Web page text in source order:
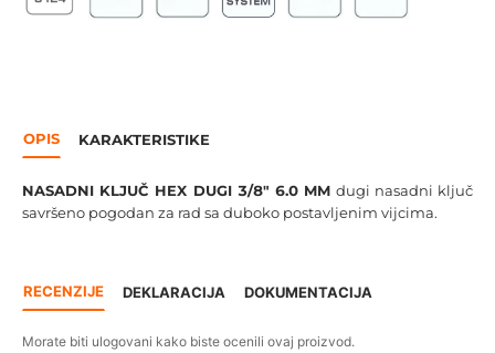
OPIS KARAKTERISTIKE
NASADNI KLJUČ HEX DUGI 3/8" 6.0 MM dugi nasadni ključ
savršeno pogodan za rad sa duboko postavljenim vijcima.
RECENZIJE DEKLARACIJA DOKUMENTACIJA
Morate biti ulogovani kako biste ocenili ovaj proizvod.